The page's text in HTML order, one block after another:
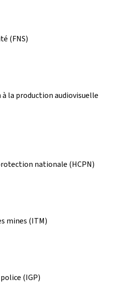
(FNS)
la production audiovisuelle
nationale (HCPN)
mines (ITM)
(IGP)